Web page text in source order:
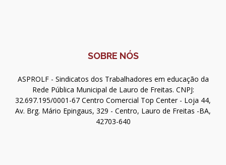
SOBRE NÓS
ASPROLF - Sindicatos dos Trabalhadores em educação da
Rede Pública Municipal de Lauro de Freitas. CNPJ:
32.697.195/0001-67 Centro Comercial Top Center - Loja 44,
Av. Brg. Mário Epingaus, 329 - Centro, Lauro de Freitas -BA,
42703-640